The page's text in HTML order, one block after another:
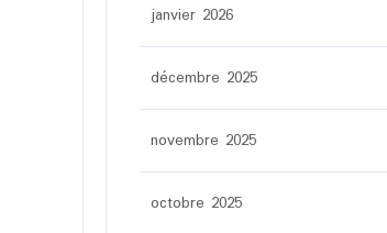
janvier 2026
décembre 2025
novembre 2025
octobre 2025